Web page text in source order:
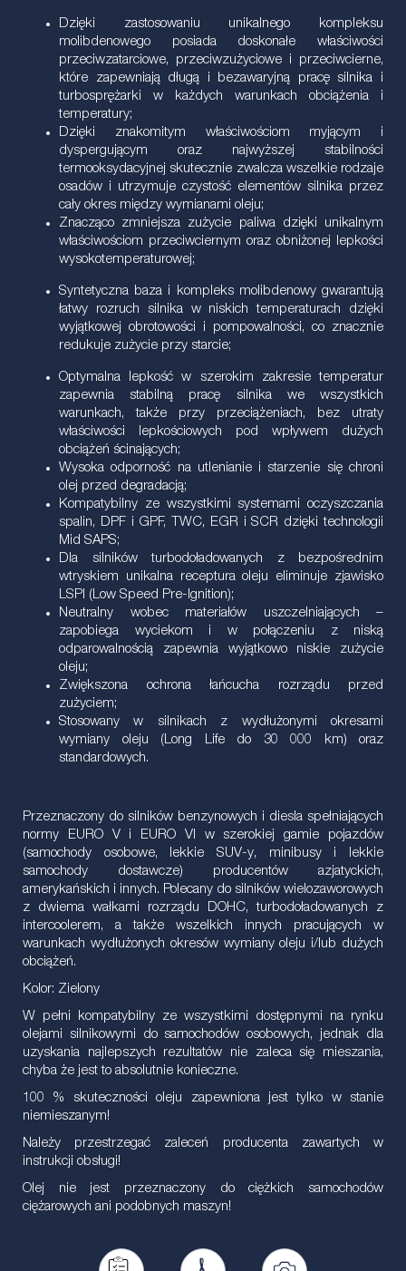
Dzięki zastosowaniu unikalnego kompleksu
molibdenowego posiada doskonałe właściwości
przeciwzatarciowe, przeciwzużyciowe i przeciwcierne,
które zapewniają długą i bezawaryjną pracę silnika i
turbosprężarki w każdych warunkach obciążenia i
temperatury;
Dzięki znakomitym właściwościom myjącym i
dyspergującym oraz najwyższej stabilności
termooksydacyjnej skutecznie zwalcza wszelkie rodzaje
osadów i utrzymuje czystość elementów silnika przez
cały okres między wymianami oleju;
Znacząco zmniejsza zużycie paliwa dzięki unikalnym
właściwościom przeciwciernym oraz obniżonej lepkości
wysokotemperaturowej;
Syntetyczna baza i kompleks molibdenowy gwarantują
łatwy rozruch silnika w niskich temperaturach dzięki
wyjątkowej obrotowości i pompowalności, co znacznie
redukuje zużycie przy starcie;
Optymalna lepkość w szerokim zakresie temperatur
zapewnia stabilną pracę silnika we wszystkich
warunkach, także przy przeciążeniach, bez utraty
właściwości lepkościowych pod wpływem dużych
obciążeń ścinających;
Wysoka odporność na utlenianie i starzenie się chroni
olej przed degradacją;
Kompatybilny ze wszystkimi systemami oczyszczania
spalin, DPF i GPF, TWC, EGR i SCR dzięki technologii
Mid SAPS;
Dla silników turbodoładowanych z bezpośrednim
wtryskiem unikalna receptura oleju eliminuje zjawisko
LSPI (Low Speed Pre-Ignition);
Neutralny wobec materiałów uszczelniających –
zapobiega wyciekom i w połączeniu z niską
odparowalnością zapewnia wyjątkowo niskie zużycie
oleju;
Zwiększona ochrona łańcucha rozrządu przed
zużyciem;
Stosowany w silnikach z wydłużonymi okresami
wymiany oleju (Long Life do 30 000 km) oraz
standardowych.
Przeznaczony do silników benzynowych i diesla spełniających
normy EURO V i EURO VI w szerokiej gamie pojazdów
(samochody osobowe, lekkie SUV-y, minibusy i lekkie
samochody dostawcze) producentów azjatyckich,
amerykańskich i innych. Polecany do silników wielozaworowych
z dwiema wałkami rozrządu DOHC, turbodoładowanych z
intercoolerem, a także wszelkich innych pracujących w
warunkach wydłużonych okresów wymiany oleju i/lub dużych
obciążeń.
Kolor: Zielony
W pełni kompatybilny ze wszystkimi dostępnymi na rynku
olejami silnikowymi do samochodów osobowych, jednak dla
uzyskania najlepszych rezultatów nie zaleca się mieszania,
chyba że jest to absolutnie konieczne.
100 % skuteczności oleju zapewniona jest tylko w stanie
niemieszanym!
Należy przestrzegać zaleceń producenta zawartych w
instrukcji obsługi!
Olej nie jest przeznaczony do ciężkich samochodów
ciężarowych ani podobnych maszyn!